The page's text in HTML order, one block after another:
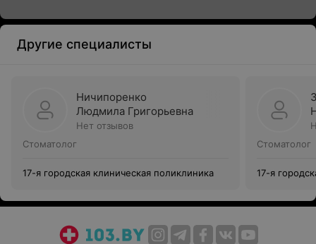
Другие специалисты
Ничипоренко
Людмила Григорьевна
Нет отзывов
Стоматолог
17-я городская клиническая поликлиника
Стоматолог
17-я